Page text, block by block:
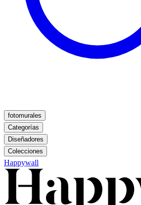
fotomurales
Categorías
Diseñadores
Colecciones
Happywall